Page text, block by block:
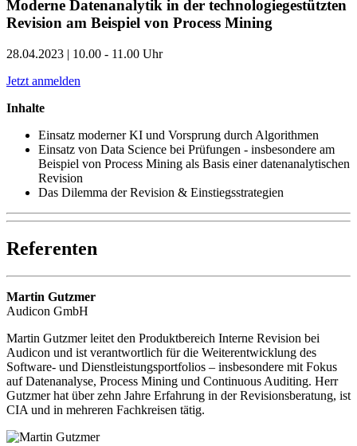
Moderne Datenanalytik in der technologiegestützten
Revision am Beispiel von Process Mining
28.04.2023 | 10.00 - 11.00 Uhr
Jetzt anmelden
Inhalte
Einsatz moderner KI und Vorsprung durch Algorithmen
Einsatz von Data Science bei Prüfungen - insbesondere am
Beispiel von Process Mining als Basis einer datenanalytischen
Revision
Das Dilemma der Revision & Einstiegsstrategien
Referenten
Martin Gutzmer
Audicon GmbH
Martin Gutzmer leitet den Produktbereich Interne Revision bei
Audicon und ist verantwortlich für die Weiterentwicklung des
Software- und Dienstleistungsportfolios – insbesondere mit Fokus
auf Datenanalyse, Process Mining und Continuous Auditing. Herr
Gutzmer hat über zehn Jahre Erfahrung in der Revisionsberatung, ist
CIA und in mehreren Fachkreisen tätig.